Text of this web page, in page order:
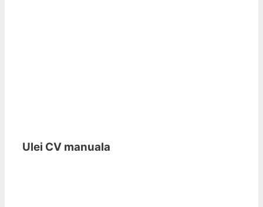
Ulei CV manuala